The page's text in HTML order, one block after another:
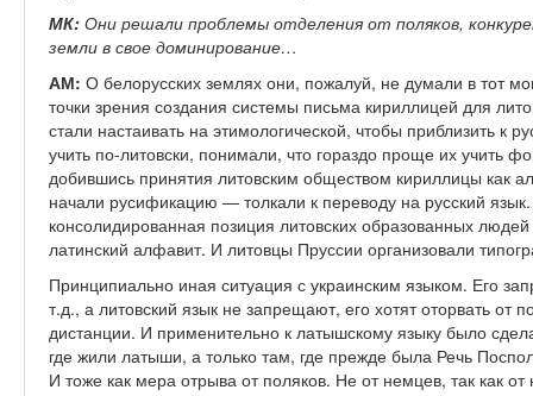
МК: Они решали проблемы отделения от поляков,
земли в свое доминирование…
АМ: О белорусских землях они, пожалуй, не думали в тот
точки зрения создания системы письма кириллицей для
стали настаивать на этимологической, чтобы приблизить к
учить по-литовски, понимали, что гораздо проще их учить
добившись принятия литовским обществом кириллицы как
начали русификацию — толкали к переводу на русский
консолидированная позиция литовских образованных
латинский алфавит. И литовцы Пруссии организовали
Принципиально иная ситуация с украинским языком. Его
т.д., а литовский язык не запрещают, его хотят оторвать от
дистанции. И применительно к латышскому языку было
где жили латыши, а только там, где прежде была Речь
И тоже как мера отрыва от поляков. Не от немцев, так как